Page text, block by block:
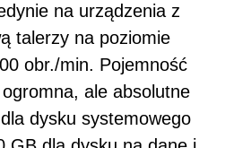
na urządzenia z
talerzy na poziomie
obr./min. Pojemność
ale absolutne
dysku systemowego